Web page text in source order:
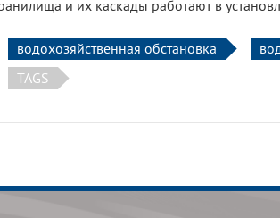
и их каскады работают в
водохозяйственная обстановка
TAGS